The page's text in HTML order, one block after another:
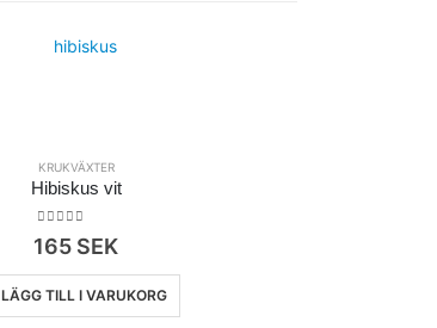
KRUKVÄXTER
Hibiskus vit
0 out of 5
165 SEK
LÄGG TILL I VARUKORG